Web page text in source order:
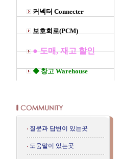
커넥터 Connecter
보호회로(PCM)
● 도매, 재고 할인
◆ 창고 Warehouse
질문과 답변이 있는곳
도움말이 있는곳